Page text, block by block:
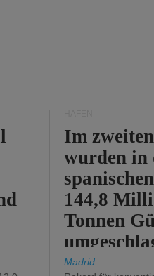
Im
wurden in
144,8
Tonnen
%).
Madrid